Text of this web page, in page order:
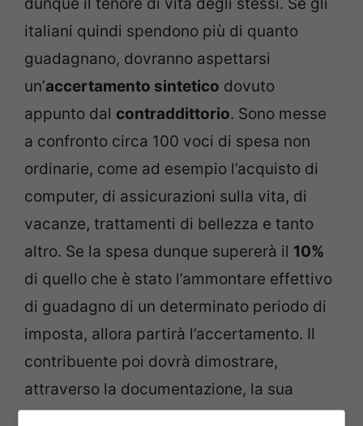
italiani quindi spendono più di quanto
guadagnano, dovranno aspettarsi
un’accertamento sintetico dovuto
appunto dal contraddittorio. Sono messe
a confronto circa 100 voci di spesa non
ordinarie, come ad esempio l’acquisto di
computer, di assicurazioni sulla vita, di
vacanze, trattamenti di bellezza e tanto
altro. Se la spesa dunque supererà il 10%
di quello che è stato l’ammontare effettivo
di guadagno di un determinato periodo di
imposta, allora partirà l’accertamento. Il
contribuente poi dovrà dimostrare,
attraverso la documentazione, la sua
capacità di spesa e quindi che non è un